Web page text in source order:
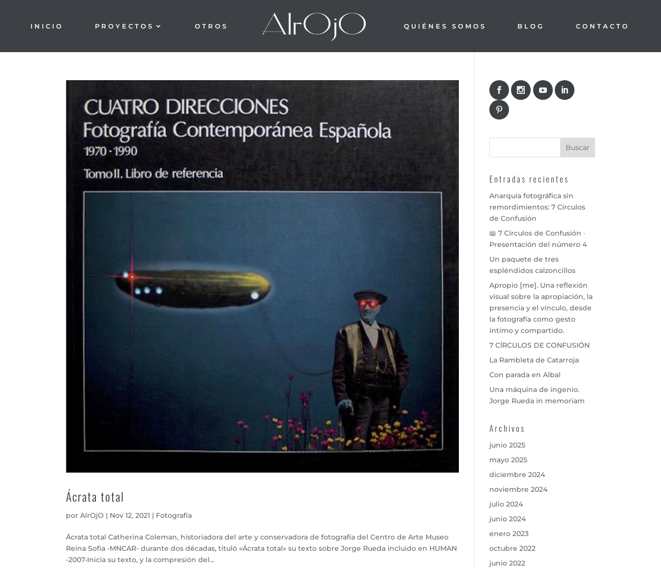
INICIO PROYECTOS OTROS QUIÉNES SOMOS BLOG CONTACTO
Ácrata total
porAlrOjO | Nov 12, 2021 | Fotografía
Ácrata total Catherina Coleman, historiadora del arte y conservadora de fotografía del Centro de Arte Museo
Reina Sofia -MNCAR- durante dos décadas, tituló «Ácrata total» su texto sobre Jorge Rueda incluido en HUMAN
-2007-Inicia su texto, y la compresión del...
Entradas recientes
Anarquía fotográfica sin
remordimientos: 7 Círculos
de Confusión
📖 7 Círculos de Confusión ·
Presentación del número 4
Un paquete de tres
espléndidos calzoncillos
Apropio [me]. Una reflexión
visual sobre la apropiación, la
presencia y el vínculo, desde
la fotografía como gesto
íntimo y compartido.
7 CÍRCULOS DE CONFUSIÓN
La Rambleta de Catarroja
Con parada en Albal
Una máquina de ingenio.
Jorge Rueda in memoriam
Archivos
junio 2025
mayo 2025
diciembre 2024
noviembre 2024
julio 2024
junio 2024
enero 2023
octubre 2022
junio 2022